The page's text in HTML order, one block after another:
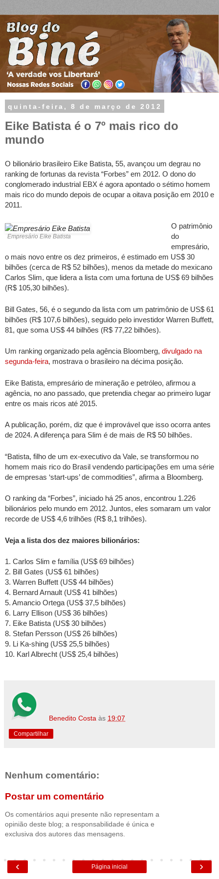
quinta-feira, 8 de março de 2012
Eike Batista é o 7º mais rico do
mundo
O bilionário brasileiro Eike Batista, 55, avançou um degrau no
ranking de fortunas da revista “Forbes” em 2012. O dono do
conglomerado industrial EBX é agora apontado o sétimo homem
mais rico do mundo depois de ocupar a oitava posição em 2010 e
2011.
Empresário Eike Batista
O patrimônio
do
empresário,
o mais novo entre os dez primeiros, é estimado em US$ 30
bilhões (cerca de R$ 52 bilhões), menos da metade do mexicano
Carlos Slim, que lidera a lista com uma fortuna de US$ 69 bilhões
(R$ 105,30 bilhões).
Bill Gates, 56, é o segundo da lista com um patrimônio de US$ 61
bilhões (R$ 107,6 bilhões), seguido pelo investidor Warren Buffett,
81, que soma US$ 44 bilhões (R$ 77,22 bilhões).
Um ranking organizado pela agência Bloomberg, divulgado na
segunda-feira, mostrava o brasileiro na décima posição.
Eike Batista, empresário de mineração e petróleo, afirmou a
agência, no ano passado, que pretendia chegar ao primeiro lugar
entre os mais ricos até 2015.
A publicação, porém, diz que é improvável que isso ocorra antes
de 2024. A diferença para Slim é de mais de R$ 50 bilhões.
“Batista, filho de um ex-executivo da Vale, se transformou no
homem mais rico do Brasil vendendo participações em uma série
de empresas ‘start-ups’ de commodities”, afirma a Bloomberg.
O ranking da “Forbes”, iniciado há 25 anos, encontrou 1.226
bilionários pelo mundo em 2012. Juntos, eles somaram um valor
recorde de US$ 4,6 trilhões (R$ 8,1 trilhões).
Veja a lista dos dez maiores bilionários:
1. Carlos Slim e família (US$ 69 bilhões)
2. Bill Gates (US$ 61 bilhões)
3. Warren Buffett (US$ 44 bilhões)
4. Bernard Arnault (US$ 41 bilhões)
5. Amancio Ortega (US$ 37,5 bilhões)
6. Larry Ellison (US$ 36 bilhões)
7. Eike Batista (US$ 30 bilhões)
8. Stefan Persson (US$ 26 bilhões)
9. Li Ka-shing (US$ 25,5 bilhões)
10. Karl Albrecht (US$ 25,4 bilhões)
Benedito Costa às 19:07
Compartilhar
Nenhum comentário:
Postar um comentário
Os comentários aqui presente não representam a
opinião deste blog; a responsabilidade é única e
exclusiva dos autores das mensagens.
‹ ›
Página inicial